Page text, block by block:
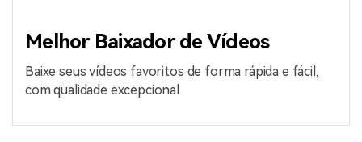
Melhor Baixador de Vídeos
Baixe seus vídeos favoritos de forma rápida e fácil,
com qualidade excepcional